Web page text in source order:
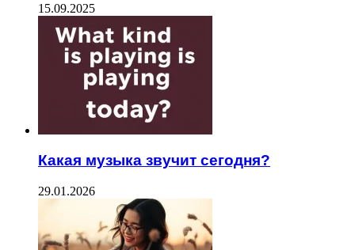
15.09.2025
Какая музыка звучит сегодня?
29.01.2026